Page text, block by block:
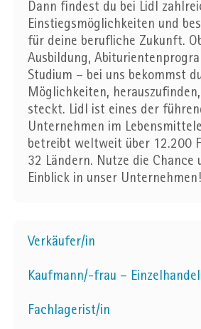
Dann findest du bei Lidl
Einstiegsmöglichkeiten und
für deine berufliche Zukunft.
Ausbildung,
Studium – bei uns bekommst
Möglichkeiten,
steckt. Lidl ist eines der
Unternehmen im
betreibt weltweit über 12.200
32 Ländern. Nutze die Chance
Einblick in unser Unternehmen!
Verkäufer/in
Kaufmann/-frau – Einzelhandel
Fachlagerist/in